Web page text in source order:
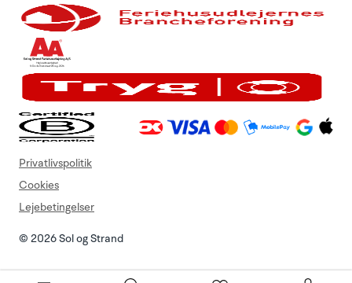
© 2026 Sol og Strand
Privatlivspolitik
Cookies
Lejebetingelser